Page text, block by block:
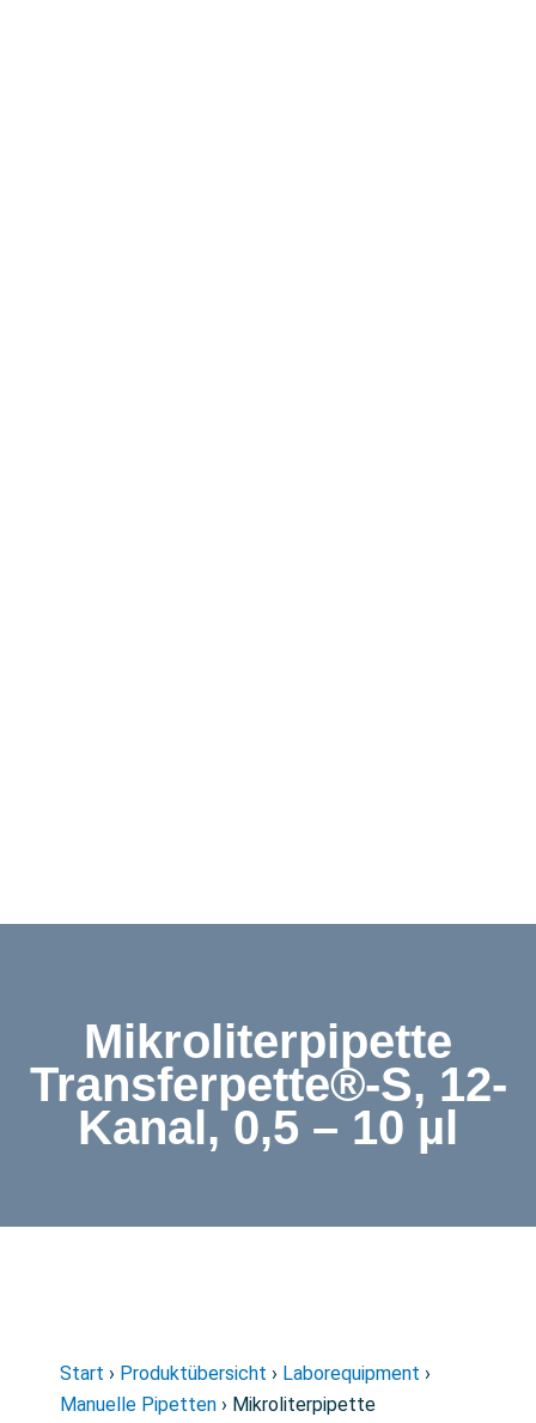
Mikroliterpipette
Transferpette®-S, 12-
Kanal, 0,5 – 10 µl
Start › Produktübersicht › Laborequipment ›
Manuelle Pipetten › Mikroliterpipette